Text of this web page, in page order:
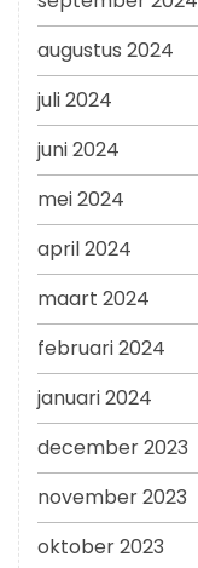
augustus 2024
juli 2024
juni 2024
mei 2024
april 2024
maart 2024
februari 2024
januari 2024
december 2023
november 2023
oktober 2023